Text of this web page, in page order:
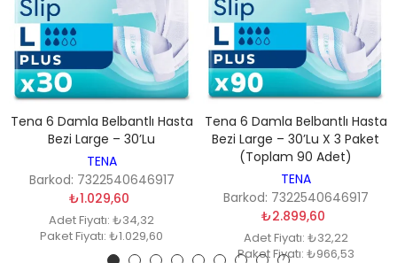
Tena 6 Damla Belbantlı Hasta
Bezi Large – 30’lu
TENA
Barkod: 7322540646917
₺1.029,60
Adet Fiyatı: ₺34,32
Paket Fiyatı: ₺1.029,60
Tena 6 Damla Belbantlı Hasta
Bezi Large – 30’lu X 3 Paket
(Toplam 90 Adet)
TENA
Barkod: 7322540646917
₺2.899,60
Adet Fiyatı: ₺32,22
Paket Fiyatı: ₺966,53